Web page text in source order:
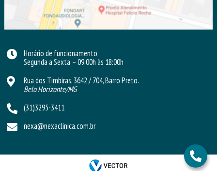
Horário de funcionamento
Segunda a Sexta – 09:00h às 18:00h
Rua dos Timbiras, 3642 / 704, Barro Preto.
Belo Horizonte/MG
(31)3295-3411
nexa@nexaclinica.com.br